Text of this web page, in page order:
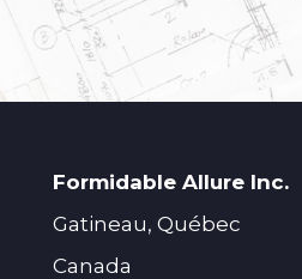
Formidable Allure Inc.
Gatineau, Québec
Canada